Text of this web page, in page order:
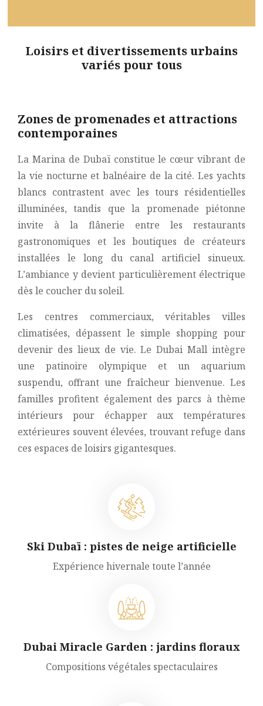
Loisirs et divertissements urbains
variés pour tous
Zones de promenades et attractions
contemporaines
La Marina de Dubaï constitue le cœur vibrant de
la vie nocturne et balnéaire de la cité. Les yachts
blancs contrastent avec les tours résidentielles
illuminées, tandis que la promenade piétonne
invite à la flânerie entre les restaurants
gastronomiques et les boutiques de créateurs
installées le long du canal artificiel sinueux.
L’ambiance y devient particulièrement électrique
dès le coucher du soleil.
Les centres commerciaux, véritables villes
climatisées, dépassent le simple shopping pour
devenir des lieux de vie. Le Dubai Mall intègre
une patinoire olympique et un aquarium
suspendu, offrant une fraîcheur bienvenue. Les
familles profitent également des parcs à thème
intérieurs pour échapper aux températures
extérieures souvent élevées, trouvant refuge dans
ces espaces de loisirs gigantesques.
Ski Dubaï : pistes de neige artificielle
Expérience hivernale toute l’année
Dubai Miracle Garden : jardins floraux
Compositions végétales spectaculaires